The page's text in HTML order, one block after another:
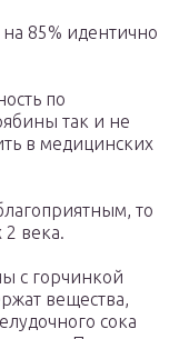
85% идентично
по
так и не
в медицинских
то
века.
с горчинкой
вещества,
сока